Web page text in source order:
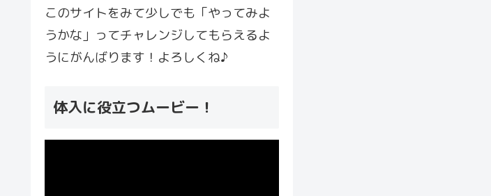
このサイトをみて少しでも「やってみよ
うかな」ってチャレンジしてもらえるよ
うにがんばります！よろしくね♪
体入に役立つムービー！